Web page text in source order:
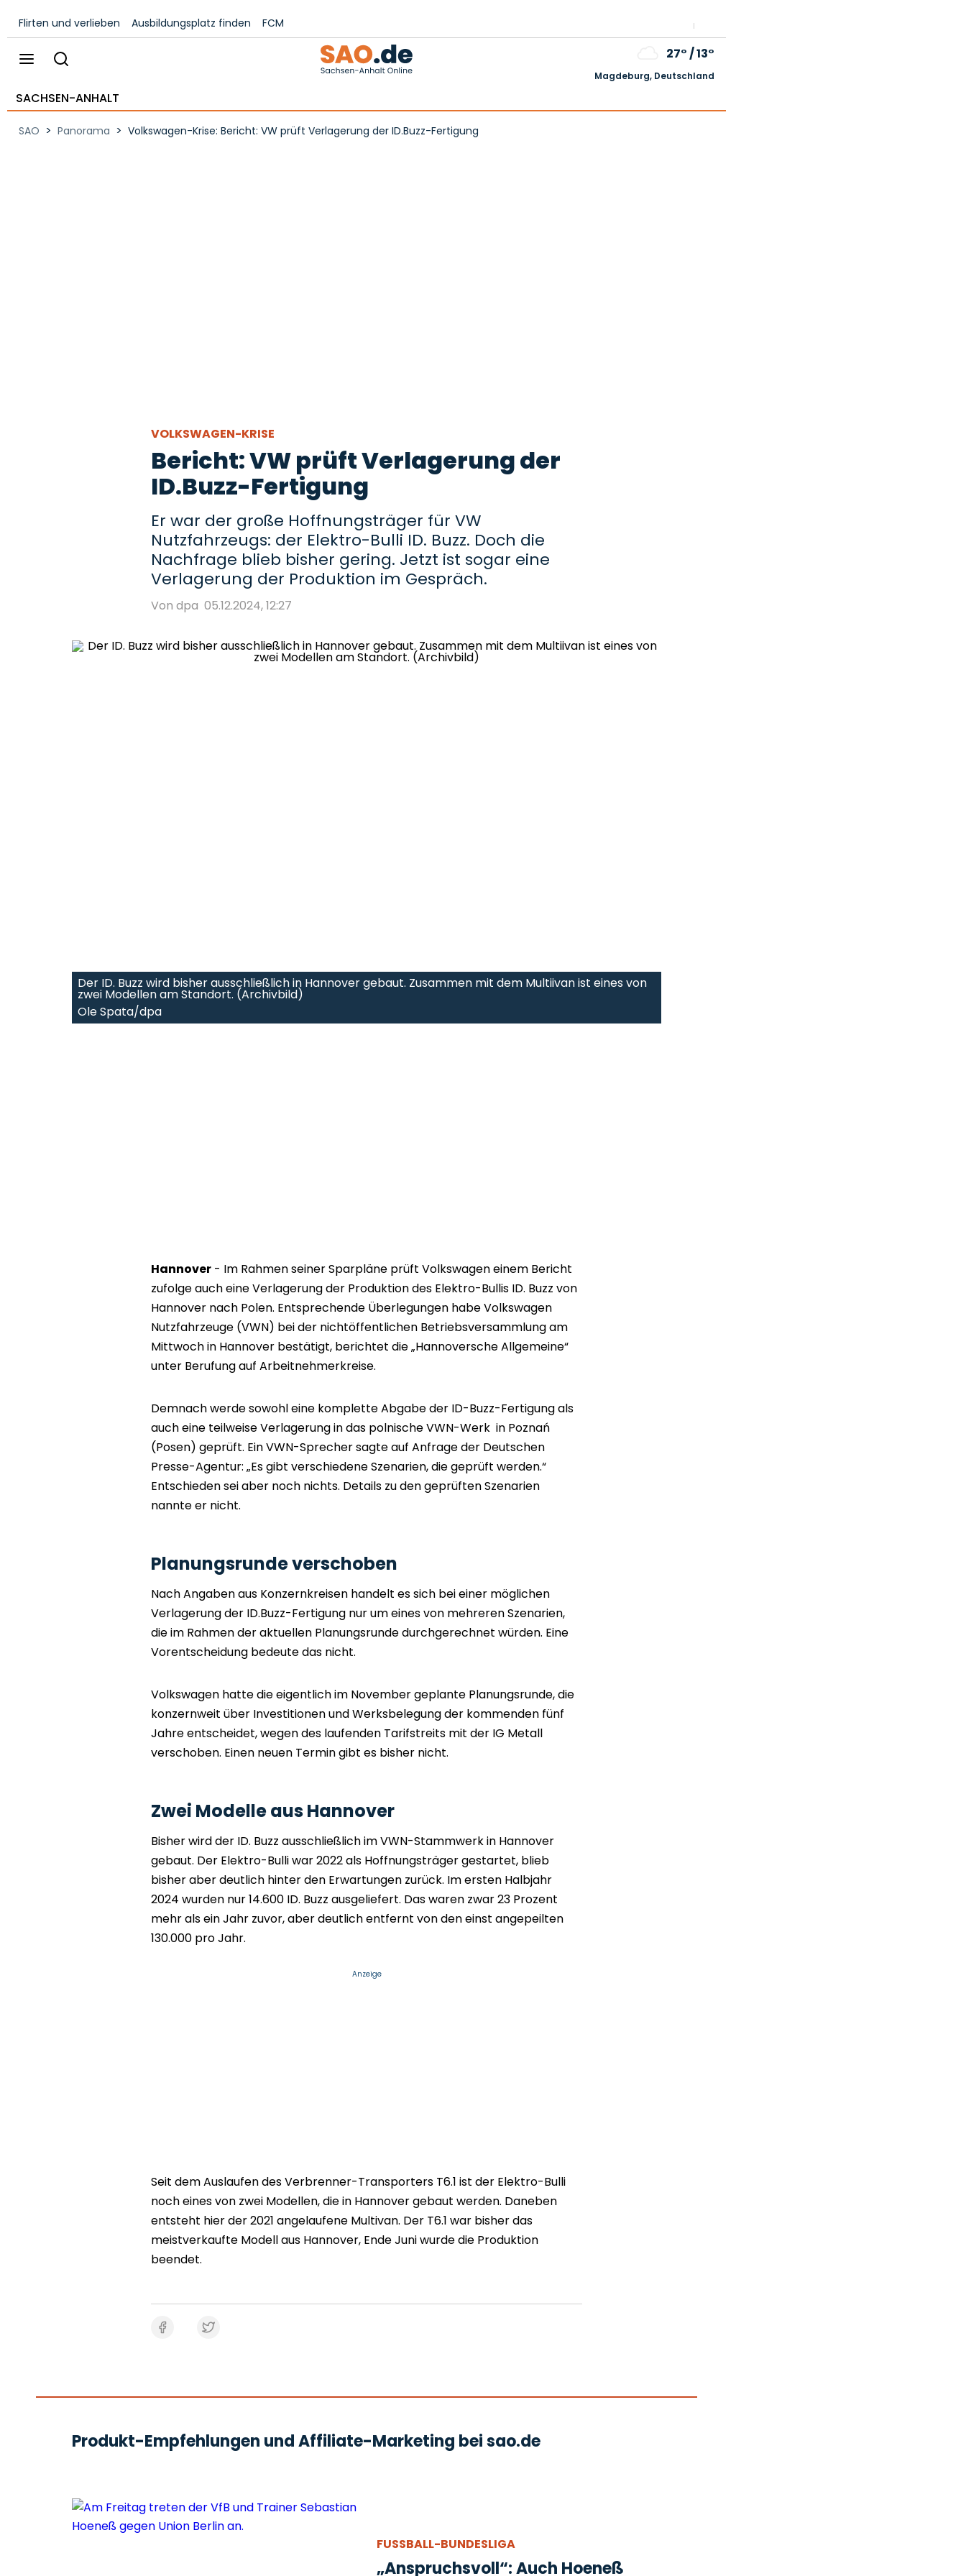
Flirten und verlieben Ausbildungsplatz finden FCM
27°/13°
Magdeburg, Deutschland
SACHSEN-ANHALT
SAO > Panorama > Volkswagen-Krise: Bericht: VW prüft Verlagerung der ID.Buzz-Fertigung
VOLKSWAGEN-KRISE
Bericht: VW prüft Verlagerung der
ID.Buzz-Fertigung
Er war der große Hoffnungsträger für VW
Nutzfahrzeugs: der Elektro-Bulli ID. Buzz. Doch die
Nachfrage blieb bisher gering. Jetzt ist sogar eine
Verlagerung der Produktion im Gespräch.
Von dpa 05.12.2024, 12:27
Der ID. Buzz wird bisher ausschließlich in Hannover gebaut. Zusammen mit dem Multiivan ist eines von
zwei Modellen am Standort. (Archivbild)
Ole Spata/dpa
Hannover - Im Rahmen seiner Sparpläne prüft Volkswagen einem Bericht
zufolge auch eine Verlagerung der Produktion des Elektro-Bullis ID. Buzz von
Hannover nach Polen. Entsprechende Überlegungen habe Volkswagen
Nutzfahrzeuge (VWN) bei der nichtöffentlichen Betriebsversammlung am
Mittwoch in Hannover bestätigt, berichtet die „Hannoversche Allgemeine“
unter Berufung auf Arbeitnehmerkreise.
Demnach werde sowohl eine komplette Abgabe der ID-Buzz-Fertigung als
auch eine teilweise Verlagerung in das polnische VWN-Werk in Poznań
(Posen) geprüft. Ein VWN-Sprecher sagte auf Anfrage der Deutschen
Presse-Agentur: „Es gibt verschiedene Szenarien, die geprüft werden.“
Entschieden sei aber noch nichts. Details zu den geprüften Szenarien
nannte er nicht.
Planungsrunde verschoben
Nach Angaben aus Konzernkreisen handelt es sich bei einer möglichen
Verlagerung der ID.Buzz-Fertigung nur um eines von mehreren Szenarien,
die im Rahmen der aktuellen Planungsrunde durchgerechnet würden. Eine
Vorentscheidung bedeute das nicht.
Volkswagen hatte die eigentlich im November geplante Planungsrunde, die
konzernweit über Investitionen und Werksbelegung der kommenden fünf
Jahre entscheidet, wegen des laufenden Tarifstreits mit der IG Metall
verschoben. Einen neuen Termin gibt es bisher nicht.
Zwei Modelle aus Hannover
Bisher wird der ID. Buzz ausschließlich im VWN-Stammwerk in Hannover
gebaut. Der Elektro-Bulli war 2022 als Hoffnungsträger gestartet, blieb
bisher aber deutlich hinter den Erwartungen zurück. Im ersten Halbjahr
2024 wurden nur 14.600 ID. Buzz ausgeliefert. Das waren zwar 23 Prozent
mehr als ein Jahr zuvor, aber deutlich entfernt von den einst angepeilten
130.000 pro Jahr.
Anzeige
Seit dem Auslaufen des Verbrenner-Transporters T6.1 ist der Elektro-Bulli
noch eines von zwei Modellen, die in Hannover gebaut werden. Daneben
entsteht hier der 2021 angelaufene Multivan. Der T6.1 war bisher das
meistverkaufte Modell aus Hannover, Ende Juni wurde die Produktion
beendet.
Produkt-Empfehlungen und Affiliate-Marketing bei sao.de
FUSSBALL-BUNDESLIGA
„Anspruchsvoll“: Auch Hoeneß